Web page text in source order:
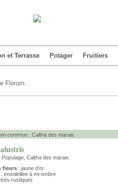
et Terrasse Potager Fruitiers
commun : Caltha des marais.
Populage, Caltha des marais
fleurs : jaune d'or.
: ensoleillée à mi-ombre
rustiques